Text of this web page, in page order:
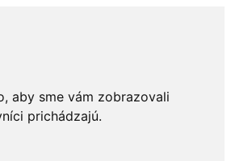
aby sme vám zobrazovali
prichádzajú.